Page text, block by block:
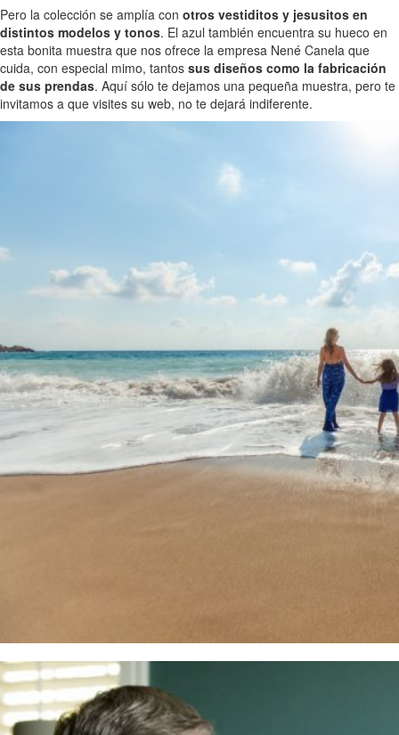
Pero la colección se amplía con otros vestiditos y jesusitos en
distintos modelos y tonos. El azul también encuentra su hueco en
esta bonita muestra que nos ofrece la empresa Nené Canela que
cuida, con especial mimo, tantos sus diseños como la fabricación
de sus prendas. Aquí sólo te dejamos una pequeña muestra, pero te
invitamos a que visites su web, no te dejará indiferente.